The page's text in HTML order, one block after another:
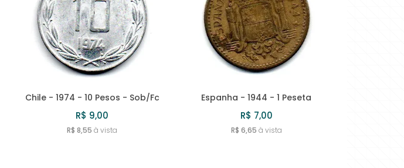
Chile - 1974 - 10 Pesos - Sob/Fc
R$ 9,00
R$ 8,55 à vista
Espanha - 1944 - 1 Peseta
R$ 7,00
R$ 6,65 à vista